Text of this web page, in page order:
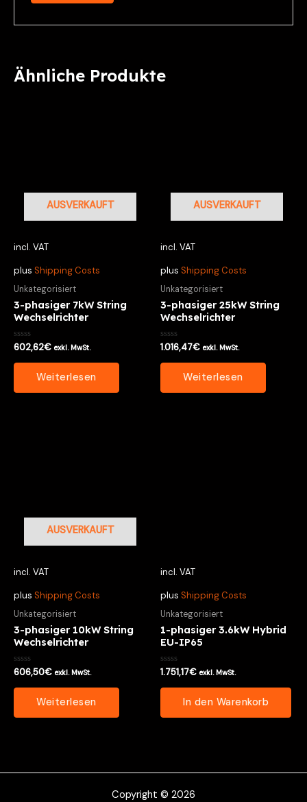
Ähnliche Produkte
AUSVERKAUFT
incl. VAT
plus Shipping Costs
Unkategorisiert
3-phasiger 7kW String
Wechselrichter
Bewertet
0
602,62€ exkl. MwSt.
Weiterlesen
AUSVERKAUFT
incl. VAT
plus Shipping Costs
Unkategorisiert
3-phasiger 25kW String
Wechselrichter
Bewertet
0
1.016,47€ exkl. MwSt.
Weiterlesen
AUSVERKAUFT
incl. VAT
plus Shipping Costs
Unkategorisiert
3-phasiger 10kW String
Wechselrichter
Bewertet
0
606,50€ exkl. MwSt.
Weiterlesen
incl. VAT
plus Shipping Costs
Unkategorisiert
1-phasiger 3.6kW Hybrid
EU-IP65
Bewertet
0
1.751,17€ exkl. MwSt.
In den Warenkorb
Copyright © 2026